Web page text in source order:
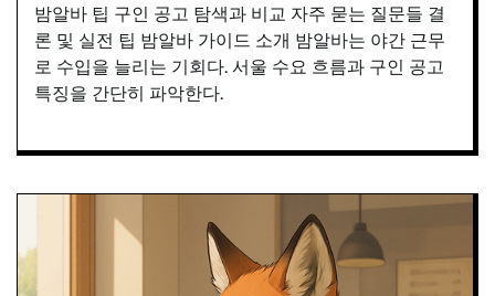
밤알바 팁 구인 공고 탐색과 비교 자주 묻는 질문들 결
론 및 실전 팁 밤알바 가이드 소개 밤알바는 야간 근무
로 수입을 늘리는 기회다. 서울 수요 흐름과 구인 공고
특징을 간단히 파악한다.